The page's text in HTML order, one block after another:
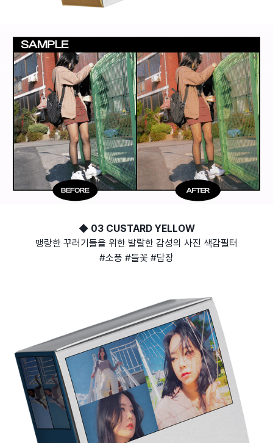
◆ 03 CUSTARD YELLOW
맹랑한 꾸러기들을 위한 발랄한 감성의 사진 색감필터
#소풍 #들꽃 #담장